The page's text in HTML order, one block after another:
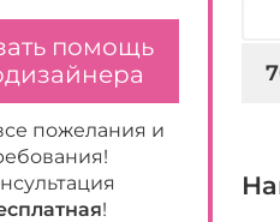
помощь
пожелания и
!